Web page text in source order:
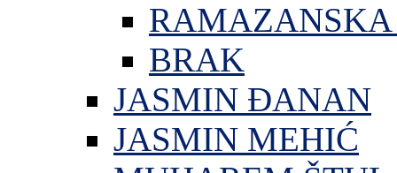
RAMAZANSKA
BRAK
JASMIN ĐANAN
JASMIN MEHIĆ